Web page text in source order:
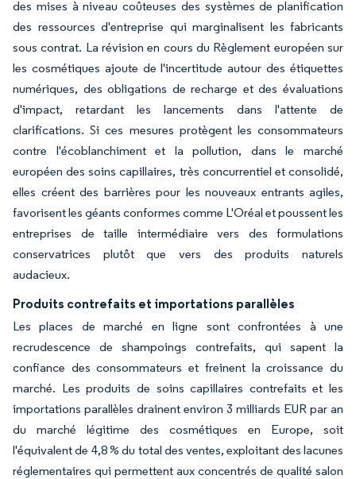
des mises à niveau coûteuses des systèmes de planification
des ressources d'entreprise qui marginalisent les fabricants
sous contrat. La révision en cours du Règlement européen sur
les cosmétiques ajoute de l'incertitude autour des étiquettes
numériques, des obligations de recharge et des évaluations
d'impact, retardant les lancements dans l'attente de
clarifications. Si ces mesures protègent les consommateurs
contre l'écoblanchiment et la pollution, dans le marché
européen des soins capillaires, très concurrentiel et consolidé,
elles créent des barrières pour les nouveaux entrants agiles,
favorisent les géants conformes comme L'Oréal et poussent les
entreprises de taille intermédiaire vers des formulations
conservatrices plutôt que vers des produits naturels
audacieux.
Produits contrefaits et importations parallèles
Les places de marché en ligne sont confrontées à une
recrudescence de shampoings contrefaits, qui sapent la
confiance des consommateurs et freinent la croissance du
marché. Les produits de soins capillaires contrefaits et les
importations parallèles drainent environ 3 milliards EUR par an
du marché légitime des cosmétiques en Europe, soit
l'équivalent de 4,8 % du total des ventes, exploitant des lacunes
réglementaires qui permettent aux concentrés de qualité salon